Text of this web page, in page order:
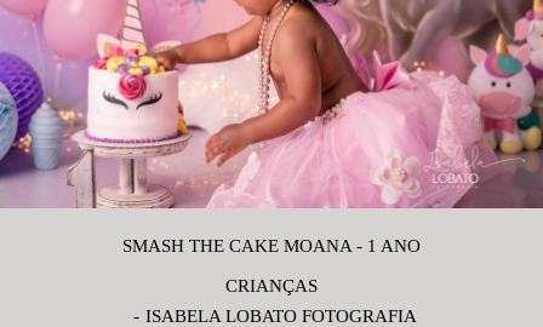
SMASH THE CAKE MOANA - 1 ANO
CRIANÇAS
ISABELA LOBATO FOTOGRAFIA